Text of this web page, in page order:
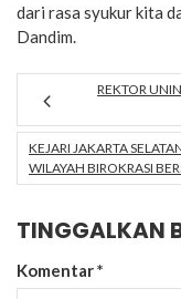
dari rasa syukur kita
Dandim.
REKTOR
KEJARI JAKARTA
WILAYAH BIROKRASI
TINGGALKAN
Komentar*